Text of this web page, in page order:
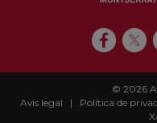
© 2026
Avís legal | Política de